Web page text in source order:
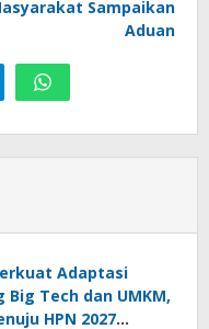
Sampaikan
Aduan
Adaptasi
Big Tech dan UMKM,
HPN 2027